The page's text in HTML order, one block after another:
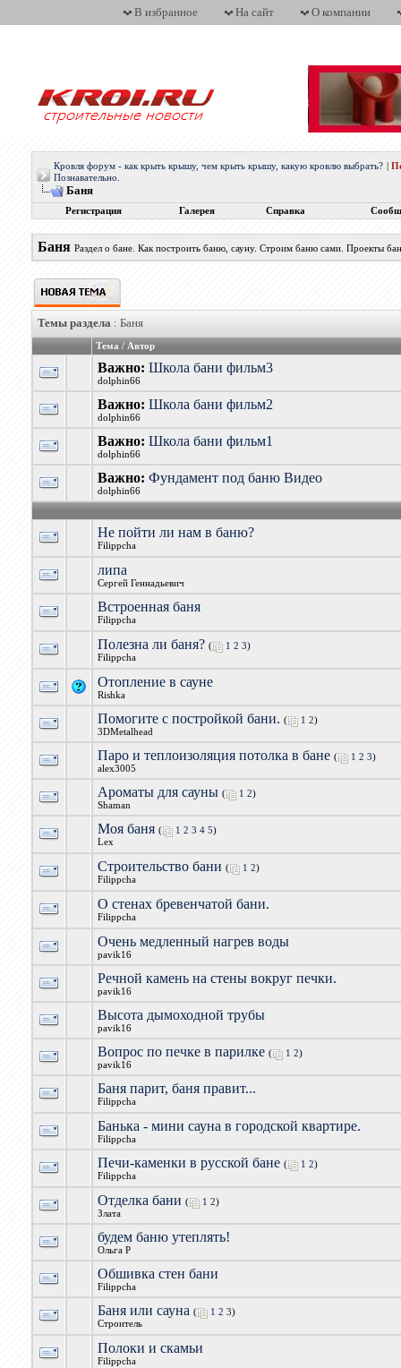
В избранное На сайт О компании
Кровля форум - как крыть крышу, чем крыть крышу, какую кровлю выбрать?
Познавательно.
Баня
Регистрация Галерея Справка
Баня Раздел о бане. Как построить баню, сауну. Строим баню сами. Проекты
Темы раздела: Баня
Тема / Автор
Важно: Школа бани фильм3
dolphin66
Важно: Школа бани фильм2
dolphin66
Важно: Школа бани фильм1
dolphin66
Важно: Фундамент под баню Видео
dolphin66
Не пойти ли нам в баню?
Filippcha
липа
Сергей Геннадьевич
Встроенная баня
Filippcha
Полезна ли баня? ( 1 2 3)
Filippcha
Отопление в сауне
Rishka
Помогите с постройкой бани. ( 1 2)
3DMetalhead
Паро и теплоизоляция потолка в бане ( 1 2 3)
alex3005
Ароматы для сауны ( 1 2)
Shaman
Моя баня ( 1 2 3 4 5)
Lex
Строительство бани ( 1 2)
Filippcha
О стенах бревенчатой бани.
Filippcha
Очень медленный нагрев воды
pavik16
Речной камень на стены вокруг печки.
pavik16
Высота дымоходной трубы
pavik16
Вопрос по печке в парилке ( 1 2)
pavik16
Баня парит, баня правит...
Filippcha
Банька - мини сауна в городской квартире.
Filippcha
Печи-каменки в русской бане ( 1 2)
Filippcha
Отделка бани ( 1 2)
Злата
будем баню утеплять!
Ольга Р
Обшивка стен бани
Filippcha
Баня или сауна ( 1 2 3)
Строитель
Полоки и скамьи
Filippcha